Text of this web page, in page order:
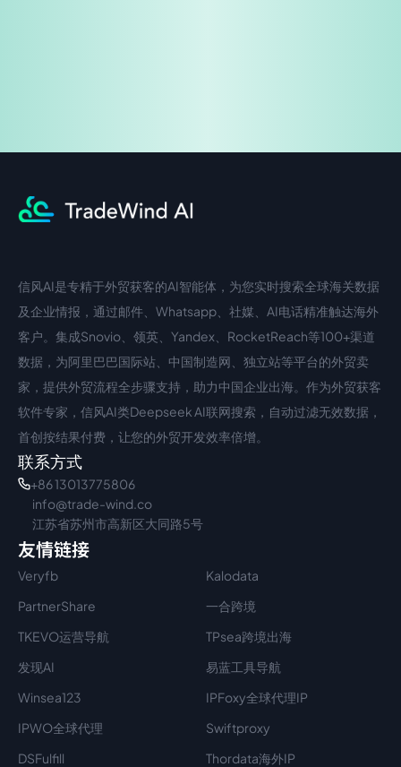
中文入口
信风AI是专精于外贸获客的AI智能体，为您实时搜索全球海关数据
及企业情报，通过邮件、Whatsapp、社媒、AI电话精准触达海外
客户。集成Snovio、领英、Yandex、RocketReach等100+渠道
数据，为阿里巴巴国际站、中国制造网、独立站等平台的外贸卖
家，提供外贸流程全步骤支持，助力中国企业出海。作为外贸获客
软件专家，信风AI类Deepseek AI联网搜索，自动过滤无效数据，
首创按结果付费，让您的外贸开发效率倍增。
联系方式
+86 13013775806
info@trade-wind.co
江苏省苏州市高新区大同路5号
友情链接
Veryfb
Kalodata
PartnerShare
一合跨境
TKEVO运营导航
TPsea跨境出海
发现AI
易蓝工具导航
Winsea123
IPFoxy全球代理IP
IPWO全球代理
Swiftproxy
DSFulfill
Thordata海外IP